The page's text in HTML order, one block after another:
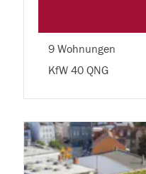
9 Wohnungen
KfW 40 QNG